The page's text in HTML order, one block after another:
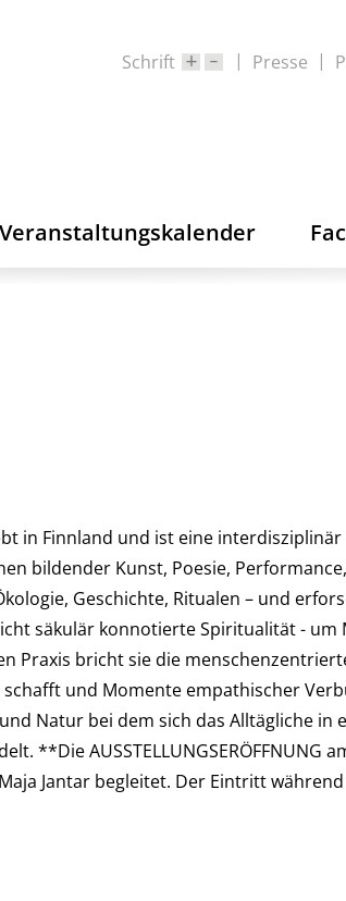
Schrift Presse
Veranstaltungskalender
in Finnland und ist eine
bildender Kunst, Poesie,
Geschichte, Ritualen – und
säkulär konnotierte Spiritualität -
Praxis bricht sie die
und Momente empathischer
Natur bei dem sich das Alltägliche in
**Die AUSSTELLUNGSERÖFFNUNG
Jantar begleitet. Der Eintritt